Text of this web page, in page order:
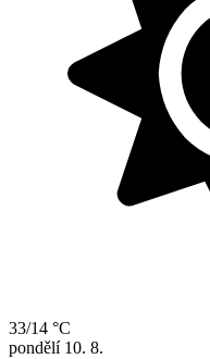
33/14 °C
pondělí 10. 8.